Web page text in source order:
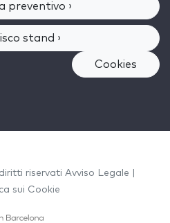
preventivo ›
stand ›
Cookies
riservati Avviso Legale
sui Cookie